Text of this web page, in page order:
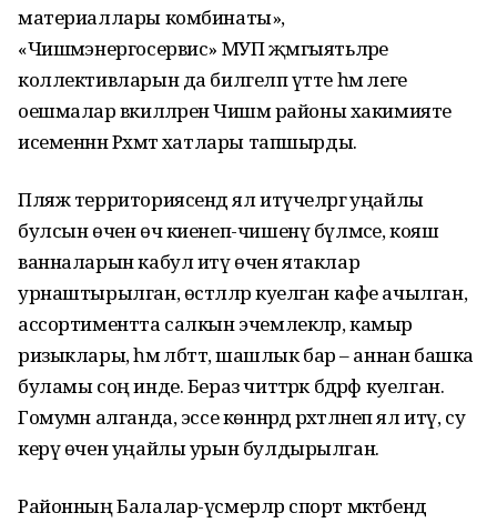
материаллары комбинаты»,
«Чишмәэнергосервис» МУП җәмгыятьләре
коллективларын да билгеләп үтте һәм әлеге
оешмалар вәкилләренә Чишмә районы хакимияте
исеменнән Рәхмәт хатлары тапшырды.
Пляж территориясендә ял итүчеләргә уңайлы
булсын өчен өч киенеп-чишенү бүлмәсе, кояш
ванналарын кабул итү өчен ятаклар
урнаштырылган, өстәлләр куелган кафе ачылган,
ассортиментта салкын эчемлекләр, камыр
ризыклары, һәм әлбәттә, шашлык бар – аннан башка
буламы соң инде. Бераз читтәрәк бәдрәф куелган.
Гомумән алганда, эссе көннәрдә рәхәтләнеп ял итү, су
керү өчен уңайлы урын булдырылган.
Районның Балалар-үсмерләр спорт мәктәбендә